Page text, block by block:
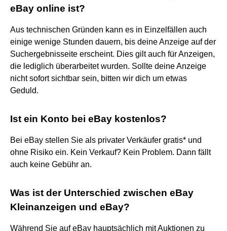
eBay online ist?
Aus technischen Gründen kann es in Einzelfällen auch
einige wenige Stunden dauern, bis deine Anzeige auf der
Suchergebnisseite erscheint. Dies gilt auch für Anzeigen,
die lediglich überarbeitet wurden. Sollte deine Anzeige
nicht sofort sichtbar sein, bitten wir dich um etwas
Geduld.
Ist ein Konto bei eBay kostenlos?
Bei eBay stellen Sie als privater Verkäufer gratis* und
ohne Risiko ein. Kein Verkauf? Kein Problem. Dann fällt
auch keine Gebühr an.
Was ist der Unterschied zwischen eBay
Kleinanzeigen und eBay?
Während Sie auf eBay hauptsächlich mit Auktionen zu